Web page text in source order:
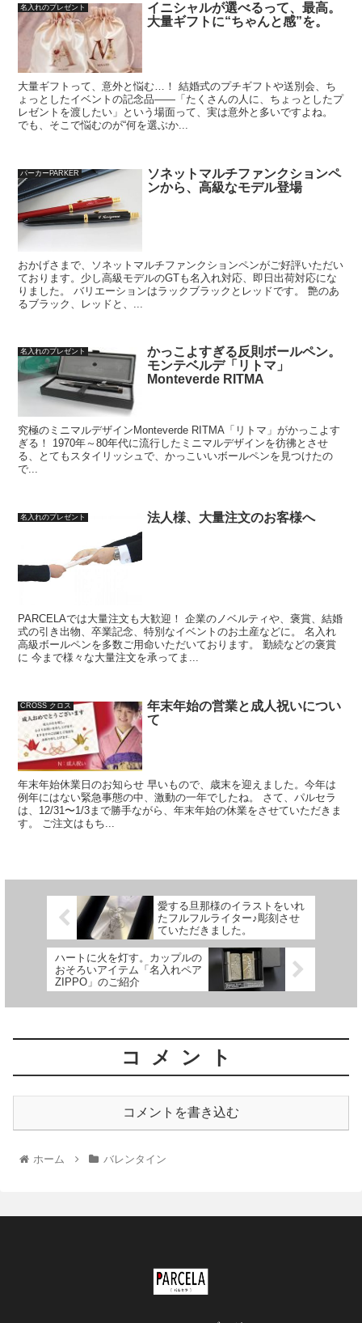
名入れのプレゼント
イニシャルが選べるって、最高。
大量ギフトに“ちゃんと感”を。
大量ギフトって、意外と悩む…！ 結婚式のプチギフトや送別会、ち
ょっとしたイベントの記念品――「たくさんの人に、ちょっとしたプ
レゼントを渡したい」という場面って、実は意外と多いですよね。
でも、そこで悩むのが“何を選ぶか...
パーカーPARKER
ソネットマルチファンクションペ
ンから、高級なモデル登場
おかげさまで、ソネットマルチファンクションペンがご好評いただい
ております。少し高級モデルのGTも名入れ対応、即日出荷対応にな
りました。 バリエーションはラックブラックとレッドです。 艶のあ
るブラック、レッドと、...
名入れのプレゼント
かっこよすぎる反則ボールペン。
モンテベルデ「リトマ」
Monteverde RITMA
究極のミニマルデザインMonteverde RITMA「リトマ」がかっこよす
ぎる！ 1970年～80年代に流行したミニマルデザインを彷彿とさせ
る、とてもスタイリッシュで、かっこいいボールペンを見つけたの
で...
名入れのプレゼント 法人様、大量注文のお客様へ
PARCELAでは大量注文も大歓迎！ 企業のノベルティや、褒賞、結婚
式の引き出物、卒業記念、特別なイベントのお土産などに。 名入れ
高級ボールペンを多数ご用命いただいております。 勤続などの褒賞
に 今まで様々な大量注文を承ってま...
CROSS クロス
年末年始の営業と成人祝いについ
て
年末年始休業日のお知らせ 早いもので、歳末を迎えました。今年は
例年にはない緊急事態の中、激動の一年でしたね。 さて、パルセラ
は、12/31〜1/3まで勝手ながら、年末年始の休業をさせていただきま
す。 ご注文はもち...
愛する旦那様のイラストをいれ
たフルフルライター♪彫刻させ
ていただきました。
ハートに火を灯す。カップルの
おそろいアイテム「名入れペア
ZIPPO」のご紹介
コメント
コメントを書き込む
ホーム バレンタイン